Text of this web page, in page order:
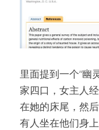
里面提到一个“幽
家四口，女主人
在她的床尾，然
有人坐在他们身